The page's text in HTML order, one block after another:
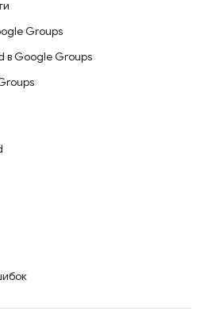
Groups
в Google Groups